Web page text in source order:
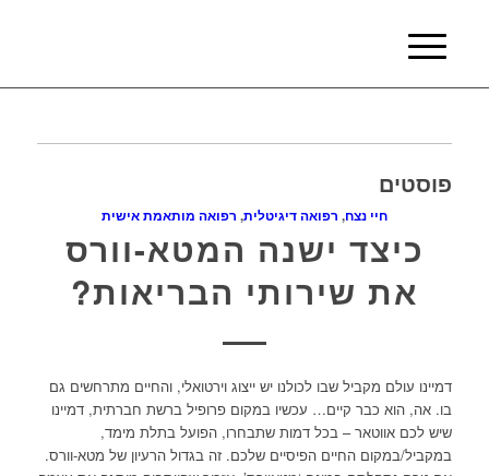
פוסטים
חיי נצח, רפואה דיגיטלית, רפואה מותאמת אישית
כיצד ישנה המטא-וורס
את שירותי הבריאות?
דמיינו עולם מקביל שבו לכולנו יש ייצוג וירטואלי, והחיים מתרחשים גם
בו. אה, הוא כבר קיים… עכשיו במקום פרופיל ברשת חברתית, דמיינו
שיש לכם אווטאר – בכל דמות שתבחרו, הפועל בתלת מימד,
במקביל/במקום החיים הפיסיים שלכם. זה בגדול הרעיון של מטא-וורס.